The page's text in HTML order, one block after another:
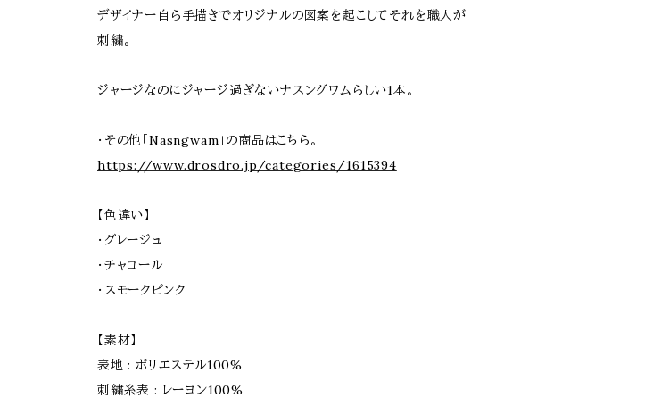
デザイナー自ら手描きでオリジナルの図案を起こしてそれを職人が
刺繍。
ジャージなのにジャージ過ぎないナスングワムらしい1本。
・その他「Nasngwam」の商品はこちら。
https://www.drosdro.jp/categories/1615394
【色違い】
・グレージュ
・チャコール
・スモークピンク
【素材】
表地 : ポリエステル100%
刺繍糸表 : レーヨン100%